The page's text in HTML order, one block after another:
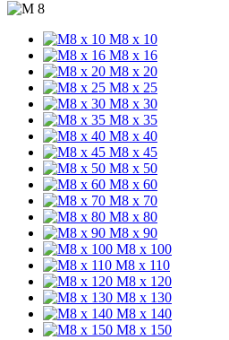
M8 x 10
M8 x 16
M8 x 20
M8 x 25
M8 x 30
M8 x 35
M8 x 40
M8 x 45
M8 x 50
M8 x 60
M8 x 70
M8 x 80
M8 x 90
M8 x 100
M8 x 110
M8 x 120
M8 x 130
M8 x 140
M8 x 150